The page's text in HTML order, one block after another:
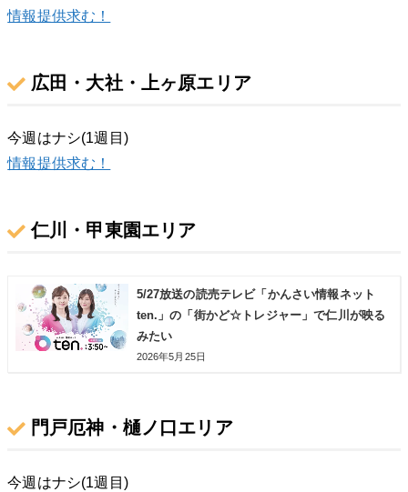
情報提供求む！
広田・大社・上ヶ原エリア
今週はナシ(1週目)
情報提供求む！
仁川・甲東園エリア
5/27放送の読売テレビ「かんさい情報ネット
ten.」の「街かど☆トレジャー」で仁川が映る
みたい
2026年5月25日
門戸厄神・樋ノ口エリア
今週はナシ(1週目)